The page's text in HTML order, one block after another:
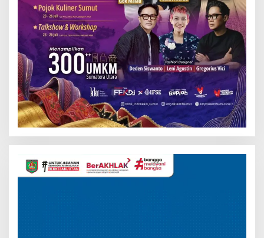
Pemutar
Video